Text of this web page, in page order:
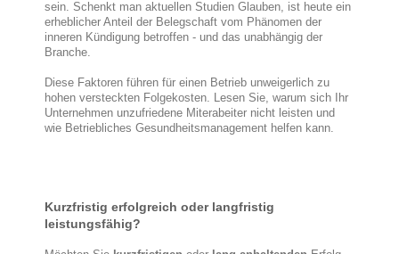
sein. Schenkt man aktuellen Studien Glauben, ist heute ein
erheblicher Anteil der Belegschaft vom Phänomen der
inneren Kündigung betroffen - und das unabhängig der
Branche.
Diese Faktoren führen für einen Betrieb unweigerlich zu
hohen versteckten Folgekosten. Lesen Sie, warum sich Ihr
Unternehmen unzufriedene Miterabeiter nicht leisten und
wie Betriebliches Gesundheitsmanagement helfen kann.
Kurzfristig erfolgreich oder langfristig
leistungsfähig?